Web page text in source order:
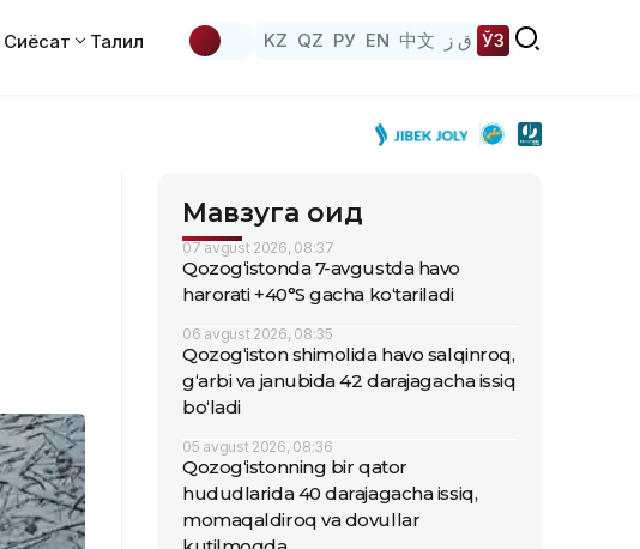
Сиёсат Таҳлил KZ QZ РУ EN 中文 ق ز ЎЗ
Мавзуга оид
07 avgust 2026, 08:37
Qozog‘istonda 7-avgustda havo
harorati +40°S gacha ko‘tariladi
06 avgust 2026, 08:35
Qozog‘iston shimolida havo salqinroq,
g‘arbi va janubida 42 darajagacha issiq
bo‘ladi
05 avgust 2026, 08:36
Qozog‘istonning bir qator
hududlarida 40 darajagacha issiq,
momaqaldiroq va dovullar